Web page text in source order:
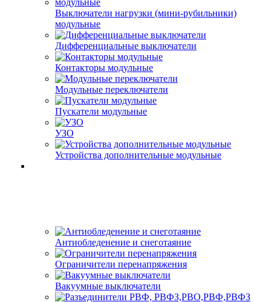
Выключатели нагрузки (мини-рубильники)
модульные
Дифференциальные выключатели
Контакторы модульные
Модульные переключатели
Пускатели модульные
УЗО
Устройства дополнительные модульные
Антиобледенение и снеготаяние
Ограничители перенапряжения
Вакуумные выключатели